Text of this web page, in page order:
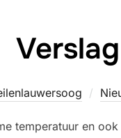
temperatuur en